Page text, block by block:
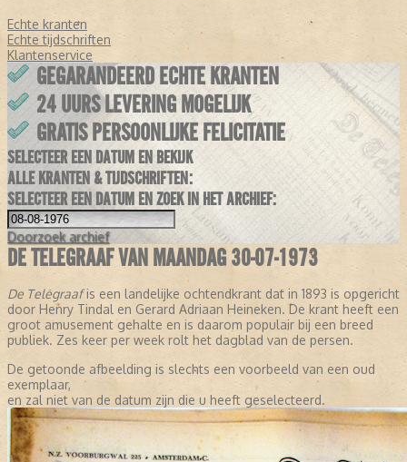
Echte kranten
Echte tijdschriften
Klantenservice
GEGARANDEERD ECHTE KRANTEN
24 UURS LEVERING MOGELIJK
GRATIS PERSOONLIJKE FELICITATIE
SELECTEER EEN DATUM EN BEKIJK
ALLE KRANTEN & TIJDSCHRIFTEN:
SELECTEER EEN DATUM EN ZOEK IN HET ARCHIEF:
Doorzoek archief
DE TELEGRAAF VAN MAANDAG 30-07-1973
De Telegraafis een landelijke ochtendkrant dat in 1893 is opgericht
door Henry Tindal en Gerard Adriaan Heineken. De krant heeft een
groot amusement gehalte en is daarom populair bij een breed
publiek. Zes keer per week rolt het dagblad van de persen.
De getoonde afbeelding is slechts een voorbeeld van een oud
exemplaar,
en zal niet van de datum zijn die u heeft geselecteerd.